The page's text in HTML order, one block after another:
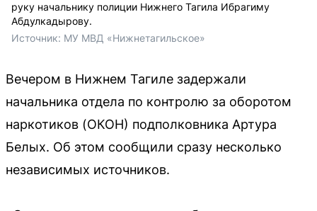
руку начальнику полиции Нижнего Тагила Ибрагиму
Абдулкадырову.
Источник: МУ МВД «Нижнетагильское»
Вечером в Нижнем Тагиле задержали
начальника отдела по контролю за оборотом
наркотиков (ОКОН) подполковника Артура
Белых. Об этом сообщили сразу несколько
независимых источников.